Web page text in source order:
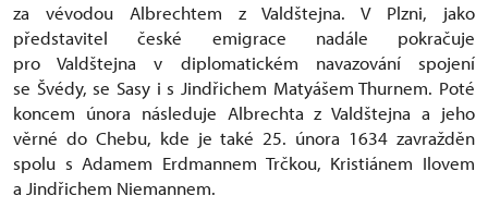
za vévodou Albrechtem z Valdštejna. V Plzni, jako
představitel české emigrace nadále pokračuje
pro Valdštejna v diplomatickém navazování spojení
se Švédy, se Sasy i s Jindřichem Matyášem Thurnem. Poté
koncem února následuje Albrechta z Valdštejna a jeho
věrné do Chebu, kde je také 25. února 1634 zavražděn
spolu s Adamem Erdmannem Trčkou, Kristiánem Ilovem
a Jindřichem Niemannem.